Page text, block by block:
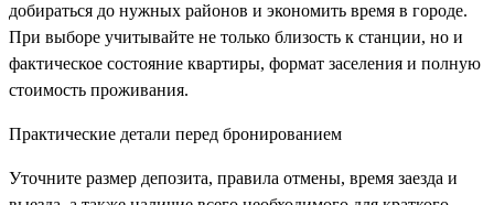
добираться до нужных районов и экономить время в городе.
При выборе учитывайте не только близость к станции, но и
фактическое состояние квартиры, формат заселения и полную
стоимость проживания.
Практические детали перед бронированием
Уточните размер депозита, правила отмены, время заезда и